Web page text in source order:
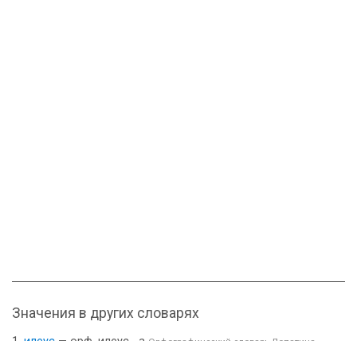
Значения в других словарях